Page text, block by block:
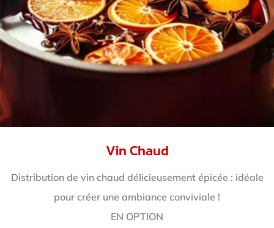
Vin Chaud
Distribution de vin chaud délicieusement épicée : idéale
pour créer une ambiance conviviale !
EN OPTION